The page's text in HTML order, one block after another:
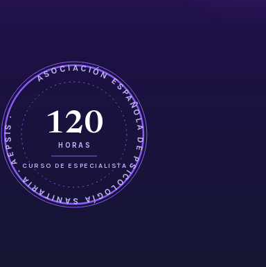
ASOCIACIÓN ESPAÑOLA DE PSICOLOGÍA SANITARIA · AEPSIS ·
120
HORAS
CURSO DE ESPECIALISTA